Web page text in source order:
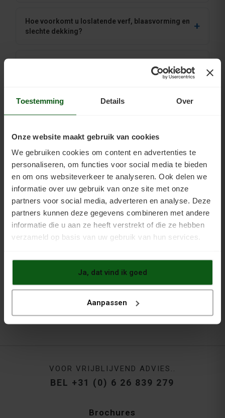
Toestemming Details Over
Onze website maakt gebruik van cookies
We gebruiken cookies om content en advertenties te
personaliseren, om functies voor social media te bieden
en om ons websiteverkeer te analyseren. Ook delen we
informatie over uw gebruik van onze site met onze
partners voor social media, adverteren en analyse. Deze
partners kunnen deze gegevens combineren met andere
informatie die u aan ze heeft verstrekt of die ze hebben
verzameld op basis van uw gebruik van hun services.
Ja, dat vind ik goed
Aanpassen
Hoe voorkomt u loslatende verf, blaasvorming en
slechte dekking?
Heeft u vragen over het verven van uw
de productkeuze of weet u niet zeker of uw vloer
moet worden gepleisterd of gevlinderd? Bel ons
gerust voor vrijblijvend advies:06 - 26839279.
Advies is altijd vrijblijvend. De toepassing van
vloercoatings is de eigen verantwoordelijkheid van de
uitvoerder. Raadpleeg altijd het technisch datablad
van het gebruikte product. Bij twijfel over de
geschiktheid van de ondergrond raden wij aan eerst
een proefstuk aan te brengen op een onopvallende
VOOR VRIJBLIJVEND ADVIES..
BEL +31 (0) 6 26 839 279
Brochures